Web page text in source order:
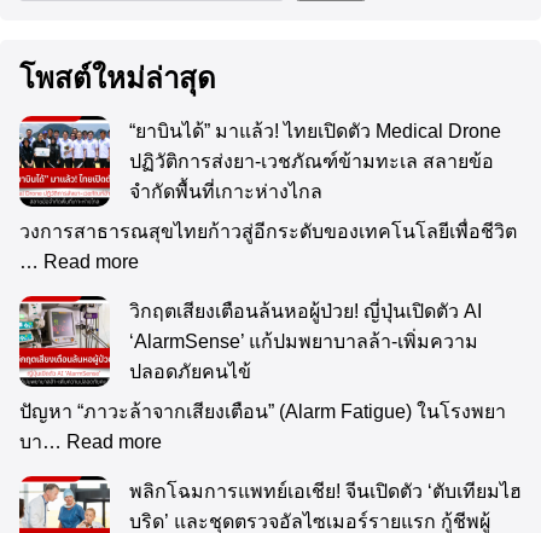
โพสต์ใหม่ล่าสุด
“ยาบินได้” มาแล้ว! ไทยเปิดตัว Medical Drone
ปฏิวัติการส่งยา-เวชภัณฑ์ข้ามทะเล สลายข้อ
จำกัดพื้นที่เกาะห่างไกล
วงการสาธารณสุขไทยก้าวสู่อีกระดับของเทคโนโลยีเพื่อชีวิต
… Read more
วิกฤตเสียงเตือนล้นหอผู้ป่วย! ญี่ปุ่นเปิดตัว AI
‘AlarmSense’ แก้ปมพยาบาลล้า-เพิ่มความ
ปลอดภัยคนไข้
ปัญหา “ภาวะล้าจากเสียงเตือน” (Alarm Fatigue) ในโรงพยา
บา… Read more
พลิกโฉมการแพทย์เอเชีย! จีนเปิดตัว ‘ตับเทียมไฮ
บริด’ และชุดตรวจอัลไซเมอร์รายแรก กู้ชีพผู้